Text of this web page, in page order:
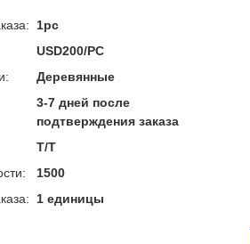
1pc
USD200/PC
Деревянные
3-7 дней после
подтверждения заказа
T/T
1500
1 единицы